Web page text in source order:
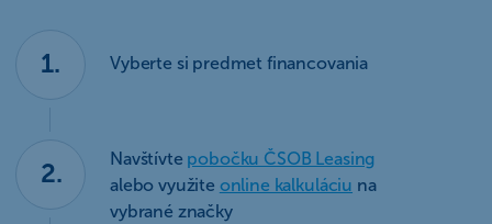
1. Vyberte si predmet financovania
2. Navštívte pobočku ČSOB Leasing
alebo využite online kalkuláciu na
vybrané značky